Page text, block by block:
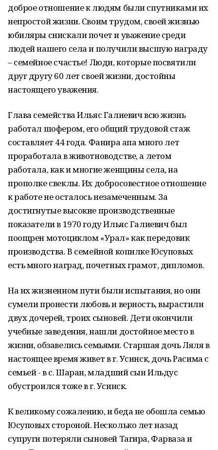
доброе отношение к людям были спутниками их
непростой жизни. Своим трудом, своей жизнью
юбиляры снискали почет и уважение среди
людей нашего села и получили высшую награду
– семейное счастье! Люди, которые посвятили
друг другу 60 лет своей жизни, достойны
настоящего уважения.
Глава семейства Ильяс Галиевич всю жизнь
работал шофером, его общий трудовой стаж
составляет 44 года. Фанира апа много лет
проработала в животноводстве, а летом
работала, как и многие женщины села, на
прополке свеклы. Их добросовестное отношение
к работе не осталось незамеченным. За
достигнутые высокие производственные
показатели в 1970 году Ильяс Галиевич был
поощрен мотоциклом «Урал» как передовик
производства. В семейной копилке Юсуповых
есть много наград, почетных грамот, дипломов.
На их жизненном пути были испытания, но они
сумели пронести любовь и верность, вырастили
двух дочерей, троих сыновей. Дети окончили
учебные заведения, нашли достойное место в
жизни, обзавелись семьями. Старшая дочь Ляля в
настоящее время живет в г. Усинск, дочь Расима с
семьей - в с. Шаран, младший сын Ильдус
обустроился тоже в г. Усинск.
К великому сожалению, и беда не обошла семью
Юсуповых стороной. Несколько лет назад
супруги потеряли сыновей Тагира, Фарваза и